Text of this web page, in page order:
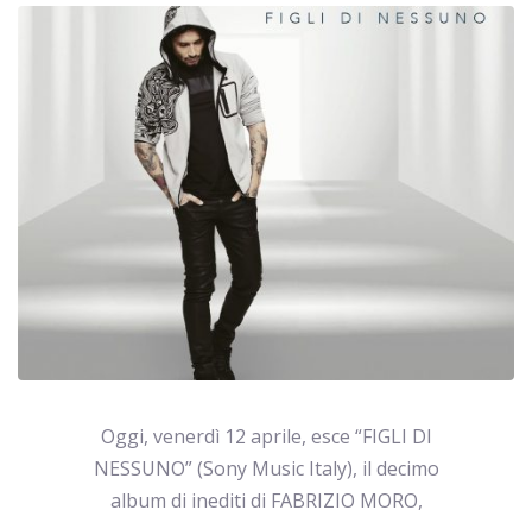
Oggi, venerdì 12 aprile, esce “FIGLI DI
NESSUNO” (Sony Music Italy), il decimo
album di inediti di FABRIZIO MORO,